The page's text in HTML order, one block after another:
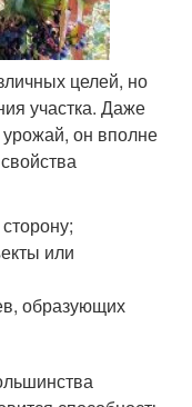
целей, но
участка. Даже
он вполне
или
образующих